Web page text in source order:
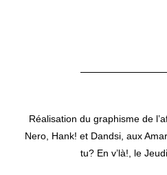
Réalisation du graphisme de
Nero, Hank! et Dandsi, aux
tu? En v’là!, le